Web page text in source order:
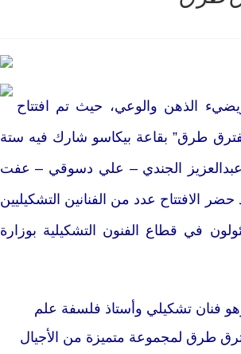
الذهن والوعي، حيث تم افتتاح
طرق” بقاعة بيكاسو شارك فيه ستة
عبدالعزيز الجندي – علي دسوقي – عفت
الافتتاح عدد من الفنانين التشكيليين
في قطاع الفنون التشكيلية بوزارة
فنان تشكيلي وأستاذ فلسفة علم
طرق لمجموعة متميزة من الأجيال